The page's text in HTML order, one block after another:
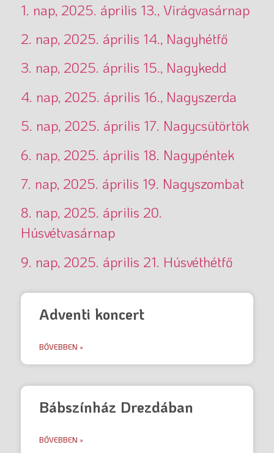
1. nap, 2025. április 13., Virágvasárnap
2. nap, 2025. április 14., Nagyhétfő
3. nap, 2025. április 15., Nagykedd
4. nap, 2025. április 16., Nagyszerda
5. nap, 2025. április 17. Nagycsütörtök
6. nap, 2025. április 18. Nagypéntek
7. nap, 2025. április 19. Nagyszombat
8. nap, 2025. április 20.
Húsvétvasárnap
9. nap, 2025. április 21. Húsvéthétfő
Adventi koncert
BŐVEBBEN »
Bábszínház Drezdában
BŐVEBBEN »